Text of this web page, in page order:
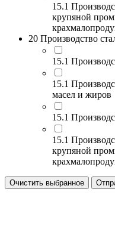
15.1
крупяной
20 Производство
15.1
15.1
масел и жиров
15.1
15.1
крупяной